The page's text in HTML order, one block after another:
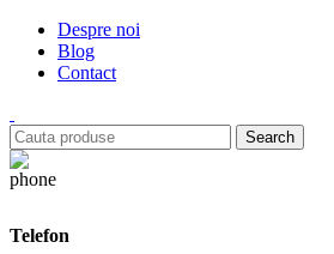
Despre noi
Blog
Contact
Search
Telefon